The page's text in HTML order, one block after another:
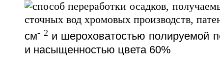
см- 2 и шероховатостью полируемой
и насыщенностью цвета 60%